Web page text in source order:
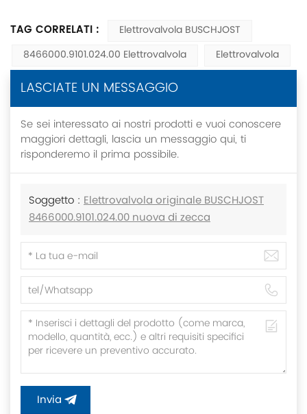
TAG CORRELATI :
Elettrovalvola BUSCHJOST
8466000.9101.024.00 Elettrovalvola
Elettrovalvola
LASCIATE UN MESSAGGIO
Se sei interessato ai nostri prodotti e vuoi conoscere
maggiori dettagli, lascia un messaggio qui, ti
risponderemo il prima possibile.
Soggetto : Elettrovalvola originale BUSCHJOST
8466000.9101.024.00 nuova di zecca
Invia